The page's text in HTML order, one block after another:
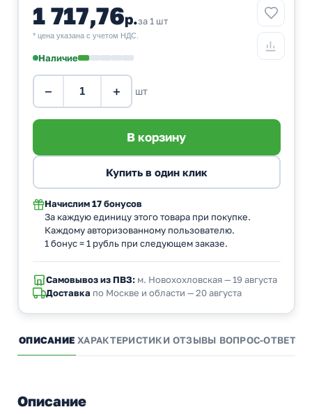
1 717,76р.за 1 шт
* цена указана с учетом НДС.
Наличие
− + шт
Начислим 17 бонусов
За каждую единицу этого товара при покупке.
Каждому авторизованному пользователю.
1 бонус = 1 рубль при следующем заказе.
Самовывоз из ПВЗ:м. Новохохловская — 19 августа
Доставка по Москве и области — 20 августа
ОПИСАНИЕ ХАРАКТЕРИСТИКИ ОТЗЫВЫ ВОПРОС-ОТВЕТ
Описание